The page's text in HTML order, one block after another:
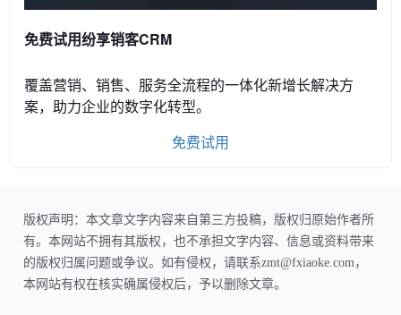
免费试用纷享销客CRM
覆盖营销、销售、服务全流程的一体化新增长解决方
案，助力企业的数字化转型。
免费试用
版权声明：本文章文字内容来自第三方投稿，版权归原始作者所
有。本网站不拥有其版权，也不承担文字内容、信息或资料带来
的版权归属问题或争议。如有侵权，请联系zmt@fxiaoke.com，
本网站有权在核实确属侵权后，予以删除文章。